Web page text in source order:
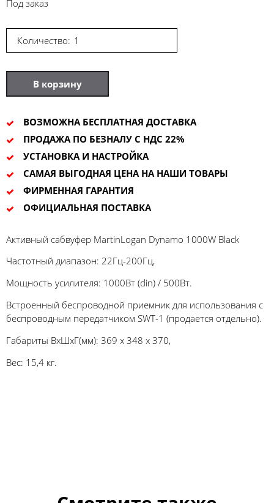
Под заказ
Количество:
В корзину
ВОЗМОЖНА БЕСПЛАТНАЯ ДОСТАВКА
ПРОДАЖА ПО БЕЗНАЛУ С НДС 22%
УСТАНОВКА И НАСТРОЙКА
САМАЯ ВЫГОДНАЯ ЦЕНА НА НАШИ ТОВАРЫ
ФИРМЕННАЯ ГАРАНТИЯ
ОФИЦИАЛЬНАЯ ПОСТАВКА
Активный сабвуфер MartinLogan Dynamo 1000W Black
Частотный диапазон: 22Гц-200Гц,
Мощность усилителя: 1000Вт (din) / 500Вт.
Встроенный беспроводной приемник для использования с
беспроводным передатчиком SWT-1 (продается отдельно).
Габариты ВхШхГ(мм): 369 х 348 х 370,
Вес: 15,4 кг.